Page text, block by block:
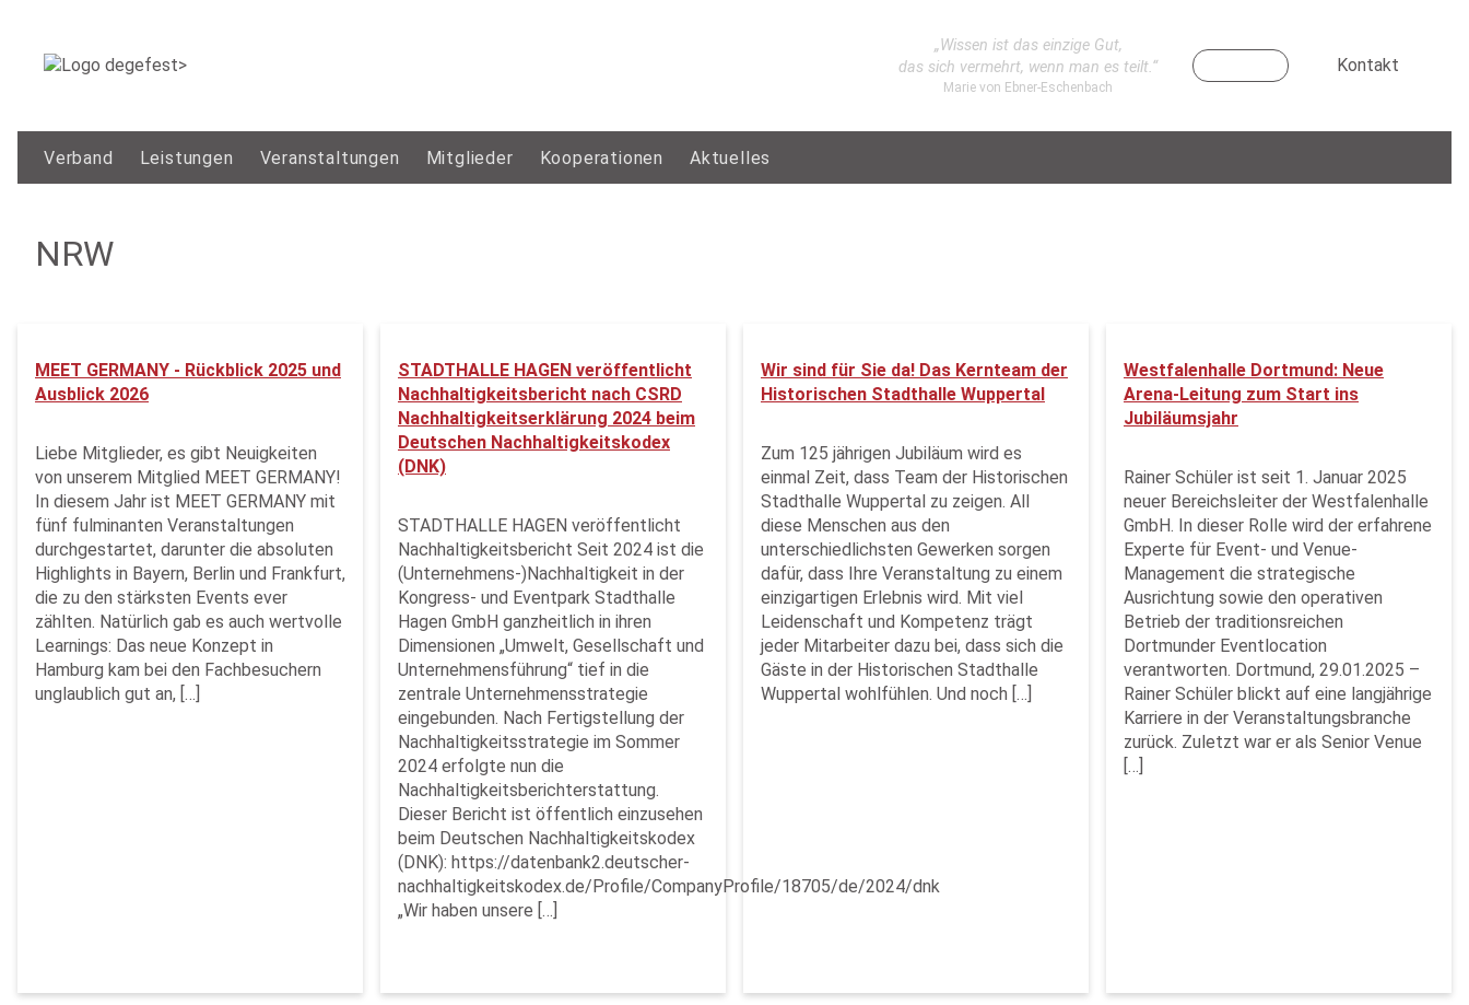
„Wissen ist das einzige Gut,
das sich vermehrt, wenn man es teilt.“
Marie von Ebner-Eschenbach
Kontakt
Verband Leistungen Veranstaltungen Mitglieder Kooperationen Aktuelles
NRW
MEET GERMANY - Rückblick 2025 und
Ausblick 2026
Liebe Mitglieder, es gibt Neuigkeiten
von unserem Mitglied MEET GERMANY!
In diesem Jahr ist MEET GERMANY mit
fünf fulminanten Veranstaltungen
durchgestartet, darunter die absoluten
Highlights in Bayern, Berlin und Frankfurt,
die zu den stärksten Events ever
zählten. Natürlich gab es auch wertvolle
Learnings: Das neue Konzept in
Hamburg kam bei den Fachbesuchern
unglaublich gut an, […]
STADTHALLE HAGEN veröffentlicht
Nachhaltigkeitsbericht nach CSRD
Nachhaltigkeitserklärung 2024 beim
Deutschen Nachhaltigkeitskodex
(DNK)
STADTHALLE HAGEN veröffentlicht
Nachhaltigkeitsbericht Seit 2024 ist die
(Unternehmens-)Nachhaltigkeit in der
Kongress- und Eventpark Stadthalle
Hagen GmbH ganzheitlich in ihren
Dimensionen „Umwelt, Gesellschaft und
Unternehmensführung“ tief in die
zentrale Unternehmensstrategie
eingebunden. Nach Fertigstellung der
Nachhaltigkeitsstrategie im Sommer
2024 erfolgte nun die
Nachhaltigkeitsberichterstattung.
Dieser Bericht ist öffentlich einzusehen
beim Deutschen Nachhaltigkeitskodex
(DNK): https://datenbank2.deutscher-
nachhaltigkeitskodex.de/Profile/CompanyProfile/18705/de/2024/dnk
„Wir haben unsere […]
Wir sind für Sie da! Das Kernteam der
Historischen Stadthalle Wuppertal
Zum 125 jährigen Jubiläum wird es
einmal Zeit, dass Team der Historischen
Stadthalle Wuppertal zu zeigen. All
diese Menschen aus den
unterschiedlichsten Gewerken sorgen
dafür, dass Ihre Veranstaltung zu einem
einzigartigen Erlebnis wird. Mit viel
Leidenschaft und Kompetenz trägt
jeder Mitarbeiter dazu bei, dass sich die
Gäste in der Historischen Stadthalle
Wuppertal wohlfühlen. Und noch […]
Westfalenhalle Dortmund: Neue
Arena-Leitung zum Start ins
Jubiläumsjahr
Rainer Schüler ist seit 1. Januar 2025
neuer Bereichsleiter der Westfalenhalle
GmbH. In dieser Rolle wird der erfahrene
Experte für Event- und Venue-
Management die strategische
Ausrichtung sowie den operativen
Betrieb der traditionsreichen
Dortmunder Eventlocation
verantworten. Dortmund, 29.01.2025 –
Rainer Schüler blickt auf eine langjährige
Karriere in der Veranstaltungsbranche
zurück. Zuletzt war er als Senior Venue
[…]